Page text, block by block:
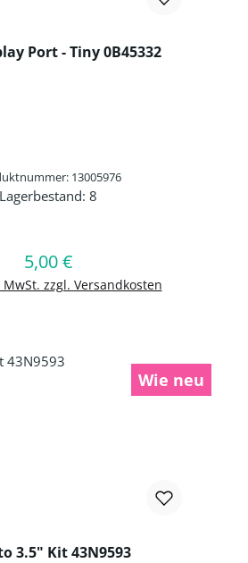
Port - Tiny 0B45332
13005976
Lagerbestand: 8
Regulärer Preis:
5,00 €
zzgl. Versandkosten
den Warenkorb
Wie neu
3.5" Kit 43N9593